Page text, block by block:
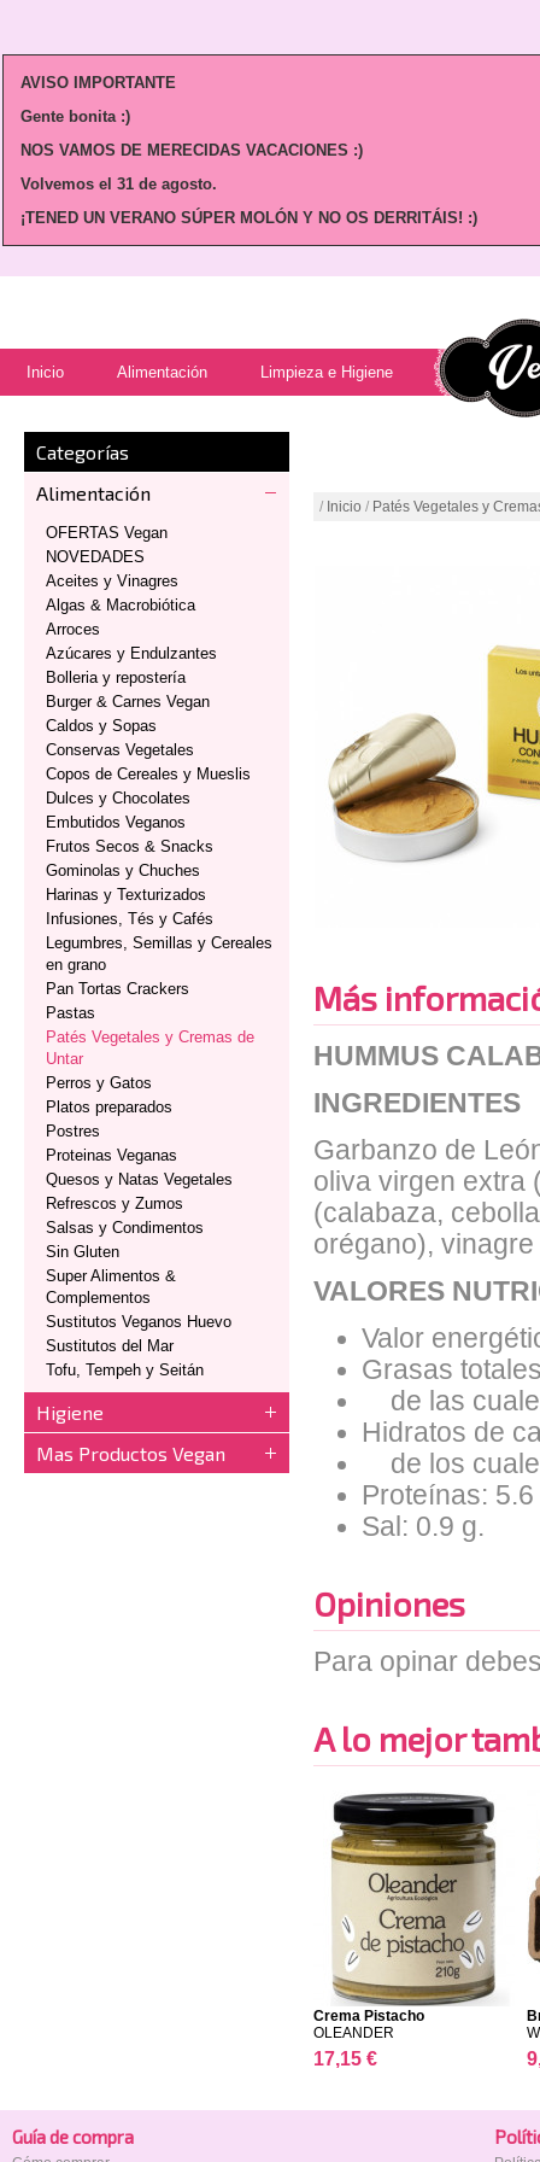
AVISO IMPORTANTE
Gente bonita :)
NOS VAMOS DE MERECIDAS VACACIONES :)
Volvemos el 31 de agosto.
¡TENED UN VERANO SÚPER MOLÓN Y NO OS DERRITÁIS! :)
Inicio Alimentación Limpieza e Higiene
Categorías
Alimentación
OFERTAS Vegan
NOVEDADES
Aceites y Vinagres
Algas & Macrobiótica
Arroces
Azúcares y Endulzantes
Bolleria y repostería
Burger & Carnes Vegan
Caldos y Sopas
Conservas Vegetales
Copos de Cereales y Mueslis
Dulces y Chocolates
Embutidos Veganos
Frutos Secos & Snacks
Gominolas y Chuches
Harinas y Texturizados
Infusiones, Tés y Cafés
Legumbres, Semillas y Cereales
en grano
Pan Tortas Crackers
Pastas
Patés Vegetales y Cremas de
Untar
Perros y Gatos
Platos preparados
Postres
Proteinas Veganas
Quesos y Natas Vegetales
Refrescos y Zumos
Salsas y Condimentos
Sin Gluten
Super Alimentos &
Complementos
Sustitutos Veganos Huevo
Sustitutos del Mar
Tofu, Tempeh y Seitán
Higiene
Mas Productos Vegan
/ Inicio / Patés Vegetales y
Más
HUMMUS
INGREDIENTES
Garbanzo de
oliva virgen extra
(calabaza,
orégano),
VALORES
Valor
Grasas
de las
Hidratos de
de los
Proteínas: 5.6
Sal: 0.9 g.
Opiniones
Para opinar
A lo mejor
Crema Pistacho
OLEANDER
17,15 €
Guía de compra